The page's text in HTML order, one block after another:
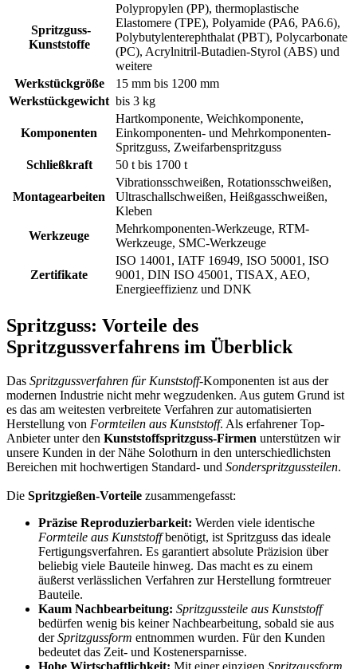
Spritzguss-
Kunststoffe
Polypropylen (PP), thermoplastische
Elastomere (TPE), Polyamide (PA6, PA6.6),
Polybutylenterephthalat (PBT), Polycarbonate
(PC), Acrylnitril-Butadien-Styrol (ABS) und
weitere
Werkstückgröße
15 mm bis 1200 mm
Werkstückgewicht bis 3 kg
Komponenten
Hartkomponente, Weichkomponente,
Einkomponenten- und Mehrkomponenten-
Spritzguss, Zweifarbenspritzguss
Schließkraft
50 t bis 1700 t
Montagearbeiten
Vibrationsschweißen, Rotationsschweißen,
Ultraschallschweißen, Heißgasschweißen,
Kleben
Werkzeuge
Mehrkomponenten-Werkzeuge, RTM-
Werkzeuge, SMC-Werkzeuge
Zertifikate
ISO 14001, IATF 16949, ISO 50001, ISO
9001, DIN ISO 45001, TISAX, AEO,
Energieeffizienz und DNK
Spritzguss: Vorteile des
Spritzgussverfahrens im Überblick
Das Spritzgussverfahren für Kunststoff-Komponenten ist aus der
modernen Industrie nicht mehr wegzudenken. Aus gutem Grund ist
es das am weitesten verbreitete Verfahren zur automatisierten
Herstellung von Formteilen aus Kunststoff. Als erfahrener Top-
Anbieter unter den Kunststoffspritzguss-Firmen unterstützen wir
unsere Kunden in der Nähe Solothurn in den unterschiedlichsten
Bereichen mit hochwertigen Standard- und Sonderspritzgussteilen.
Die Spritzgießen-Vorteile zusammengefasst:
Präzise Reproduzierbarkeit: Werden viele identische
Formteile aus Kunststoffbenötigt, ist Spritzguss das ideale
Fertigungsverfahren. Es garantiert absolute Präzision über
beliebig viele Bauteile hinweg. Das macht es zu einem
äußerst verlässlichen Verfahren zur Herstellung formtreuer
Bauteile.
Kaum Nachbearbeitung: Spritzgussteile aus Kunststoff
bedürfen wenig bis keiner Nachbearbeitung, sobald sie aus
derSpritzgussform entnommen wurden. Für den Kunden
bedeutet das Zeit- und Kostenersparnisse.
Hohe Wirtschaftlichkeit: Mit einer einzigen Spritzgussform